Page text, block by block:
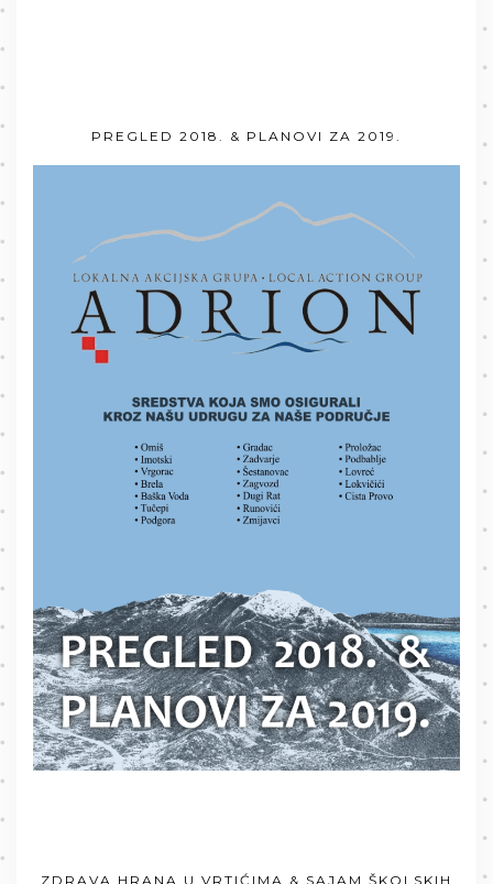
PREGLED 2018. & PLANOVI ZA 2019.
ZDRAVA HRANA U VRTIĆIMA & SAJAM ŠKOLSKIH